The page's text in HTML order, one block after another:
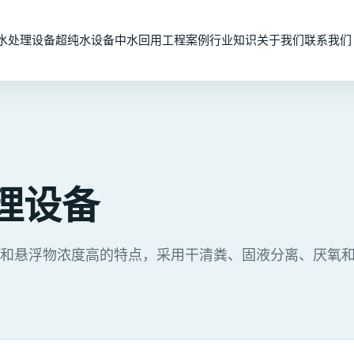
处理设备超纯水设备中水回用工程案例行业知识关于我们联系我们
设备
悬浮物浓度高的特点，采用干清粪、固液分离、厌氧